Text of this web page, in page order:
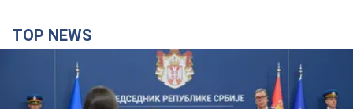
TOP NEWS